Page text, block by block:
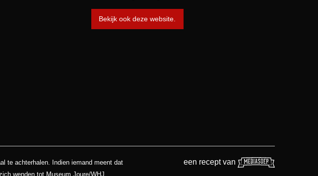
Bekijk ook deze website.
te achterhalen. Indien iemand meent dat
wenden tot Museum Joure/WHJ.
een recept van